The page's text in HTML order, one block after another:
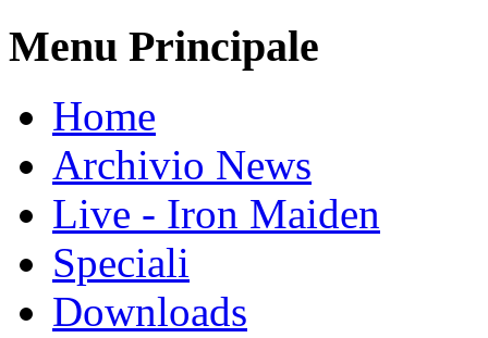
Menu Principale
Home
Archivio News
Live - Iron Maiden
Speciali
Downloads